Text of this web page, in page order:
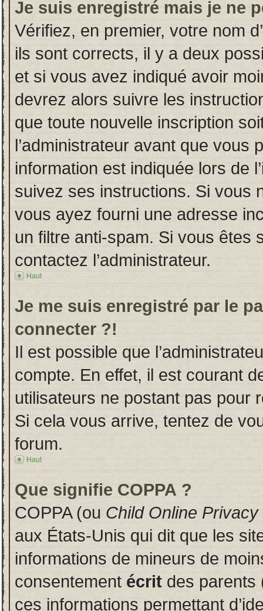
Je suis enregistré mais je ne
Vérifiez, en premier, votre nom
ils sont corrects, il y a deux
et si vous avez indiqué avoir
devrez alors suivre les
que toute nouvelle inscription
l’administrateur avant que vous
information est indiquée lors de
suivez ses instructions. Si vous
vous ayez fourni une adresse
un filtre anti-spam. Si vous êtes
contactez l’administrateur.
Haut
Je me suis enregistré par le
connecter ?!
Il est possible que
compte. En effet, il est courant
utilisateurs ne postant pas pour
Si cela vous arrive, tentez de
forum.
Haut
Que signifie COPPA ?
COPPA (ou Child Online
aux États-Unis qui dit que les
informations de mineurs de
consentement écrit des parents
ces informations permettant